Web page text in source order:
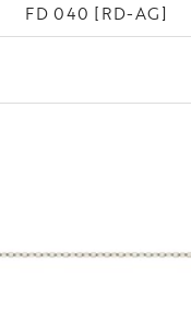
FD 040 [RD-AG]